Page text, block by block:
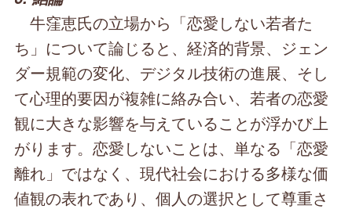
牛窪恵氏の立場から「恋愛しない若者た
ち」について論じると、経済的背景、ジェン
ダー規範の変化、デジタル技術の進展、そし
て心理的要因が複雑に絡み合い、若者の恋愛
観に大きな影響を与えていることが浮かび上
がります。恋愛しないことは、単なる「恋愛
離れ」ではなく、現代社会における多様な価
値観の表れであり、個人の選択として尊重さ